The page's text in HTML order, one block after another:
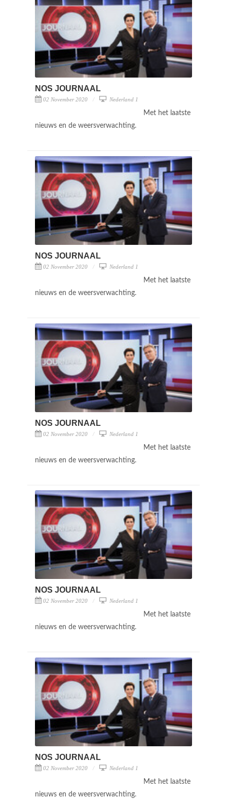
NOS JOURNAAL
02 November 2020 Nederland 1
Met het laatste
nieuws en de weersverwachting.
NOS JOURNAAL
02 November 2020 Nederland 1
Met het laatste
nieuws en de weersverwachting.
NOS JOURNAAL
02 November 2020 Nederland 1
Met het laatste
nieuws en de weersverwachting.
NOS JOURNAAL
02 November 2020 Nederland 1
Met het laatste
nieuws en de weersverwachting.
NOS JOURNAAL
02 November 2020 Nederland 1
Met het laatste
nieuws en de weersverwachting.